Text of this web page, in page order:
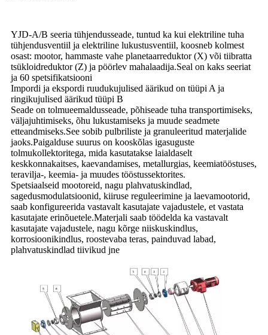
YJD-A/B seeria tühjendusseade, tuntud ka kui elektriline tuha
tühjendusventiil ja elektriline lukustusventiil, koosneb kolmest
osast: mootor, hammaste vahe planetaarreduktor (X) või tiibratta
tsükloidreduktor (Z) ja pöörlev mahalaadija.Seal on kaks seeriat
ja 60 spetsifikatsiooni
Impordi ja ekspordi ruudukujulised äärikud on tüüpi A ja
ringikujulised äärikud tüüpi B
Seade on tolmueemaldusseade, põhiseade tuha transportimiseks,
väljajuhtimiseks, õhu lukustamiseks ja muude seadmete
etteandmiseks.See sobib pulbriliste ja granuleeritud materjalide
jaoks.Paigalduse suurus on kooskõlas igasuguste
tolmukollektoritega, mida kasutatakse laialdaselt
keskkonnakaitses, kaevandamises, metallurgias, keemiatööstuses,
teravilja-, keemia- ja muudes tööstussektorites.
Spetsiaalseid mootoreid, nagu plahvatuskindlad,
sagedusmodulatsioonid, kiiruse reguleerimine ja laevamootorid,
saab konfigureerida vastavalt kasutajate vajadustele, et vastata
kasutajate erinõuetele.Materjali saab töödelda ka vastavalt
kasutajate vajadustele, nagu kõrge niiskuskindlus,
korrosioonikindlus, roostevaba teras, painduvad labad,
plahvatuskindlad tiivikud jne